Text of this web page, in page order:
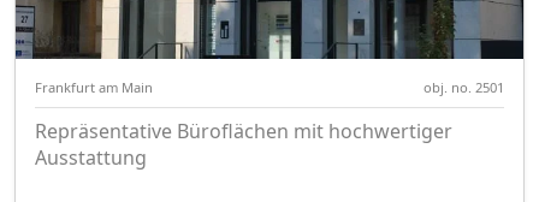
Frankfurt am Main obj. no. 2501
Repräsentative Büroflächen mit hochwertiger
Ausstattung